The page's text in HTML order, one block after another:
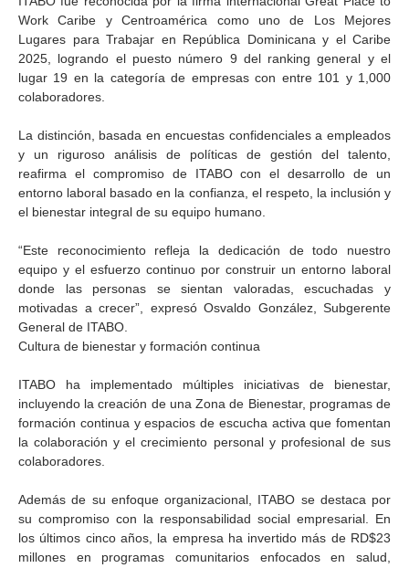
Work Caribe y Centroamérica como uno de Los Mejores
Lugares para Trabajar en República Dominicana y el Caribe
2025, logrando el puesto número 9 del ranking general y el
lugar 19 en la categoría de empresas con entre 101 y 1,000
colaboradores.
La distinción, basada en encuestas confidenciales a empleados
y un riguroso análisis de políticas de gestión del talento,
reafirma el compromiso de ITABO con el desarrollo de un
entorno laboral basado en la confianza, el respeto, la inclusión y
el bienestar integral de su equipo humano.
“Este reconocimiento refleja la dedicación de todo nuestro
equipo y el esfuerzo continuo por construir un entorno laboral
donde las personas se sientan valoradas, escuchadas y
motivadas a crecer”, expresó Osvaldo González, Subgerente
General de ITABO.
Cultura de bienestar y formación continua
ITABO ha implementado múltiples iniciativas de bienestar,
incluyendo la creación de una Zona de Bienestar, programas de
formación continua y espacios de escucha activa que fomentan
la colaboración y el crecimiento personal y profesional de sus
colaboradores.
Además de su enfoque organizacional, ITABO se destaca por
su compromiso con la responsabilidad social empresarial. En
los últimos cinco años, la empresa ha invertido más de RD$23
millones en programas comunitarios enfocados en salud,